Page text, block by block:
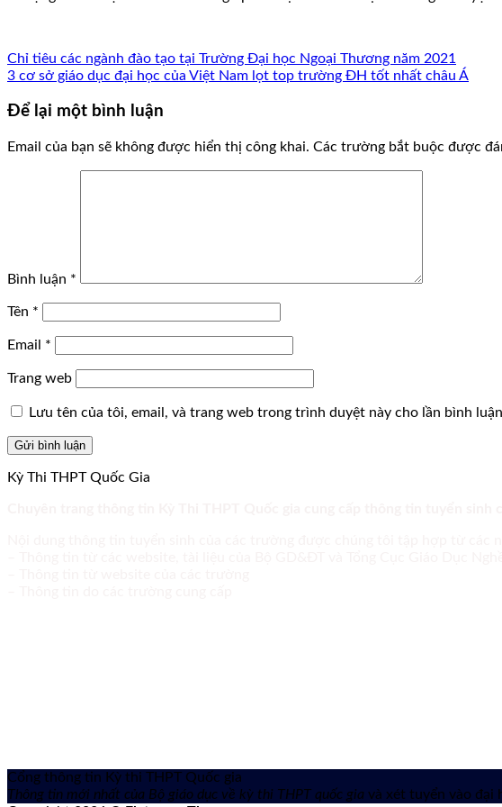
Chỉ tiêu các ngành đào tạo tại Trường Đại học Ngoại Thương năm 2021
3 cơ sở giáo dục đại học của Việt Nam lọt top trường ĐH tốt nhất châu Á
Để lại một bình luận
Email của bạn sẽ không được hiển thị công khai. Các trường bắt buộc được
Bình luận *
Tên *
Email *
Trang web
Lưu tên của tôi, email, và trang web trong trình duyệt này cho lần bình
Kỳ Thi THPT Quốc Gia
Cổng thông tin Kỳ thi THPT Quốc gia
Thông tin mới nhất của Bộ giáo dục về kỳ thi THPT quốc gia và xét tuyển vào